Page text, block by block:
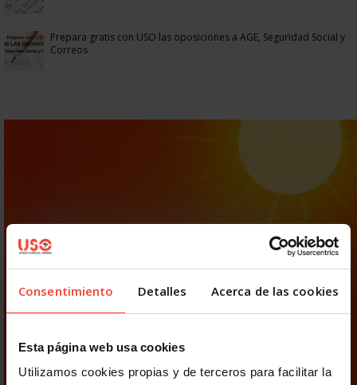
Consentimiento Detalles Acerca de las cookies
Esta página web usa cookies
Utilizamos cookies propias y de terceros para facilitar la
Prepara gratis con USO las oposiciones a AGE, Seguridad Social y
Correos